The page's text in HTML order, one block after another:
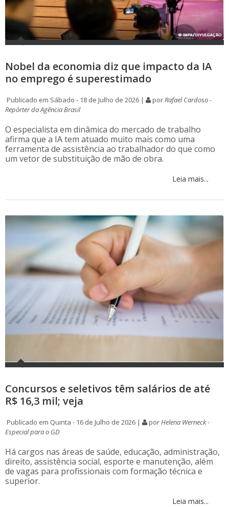
Nobel da economia diz que impacto da IA
no emprego é superestimado
Publicado em Sábado - 18 de Julho de 2026 | porRafael Cardoso -
Repórter da Agência Brasil
O especialista em dinâmica do mercado de trabalho
afirma que a IA tem atuado muito mais como uma
ferramenta de assistência ao trabalhador do que como
um vetor de substituição de mão de obra.
Leia mais...
Concursos e seletivos têm salários de até
R$ 16,3 mil; veja
Publicado em Quinta - 16 de Julho de 2026 | porHelena Werneck -
Especial para o GD
Há cargos nas áreas de saúde, educação, administração,
direito, assistência social, esporte e manutenção, além
de vagas para profissionais com formação técnica e
superior.
Leia mais...